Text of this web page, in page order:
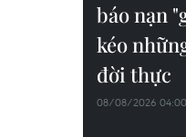
báo nạn
kéo
đời thực
08/08/2026 04:00